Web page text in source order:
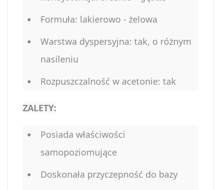
Formuła: lakierowo - żelowa
Warstwa dyspersyjna: tak, o różnym
nasileniu
Rozpuszczalność w acetonie: tak
ZALETY:
Posiada właściwości
samopoziomujące
Doskonała przyczepność do bazy